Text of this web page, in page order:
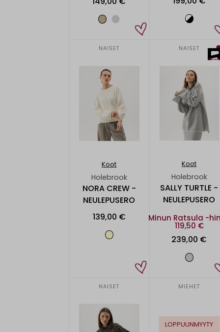
NAISET
Koot
Holebrook
NORA CREW -
NEULEPUSERO
139,00 €
NAISET
Koot
Holebrook
SALLY TURTLE -
NEULEPUSERO
Minun Ratsula -
119,50 €
239,00 €
NAISET MIEHET
LOPPUUNMYYTY